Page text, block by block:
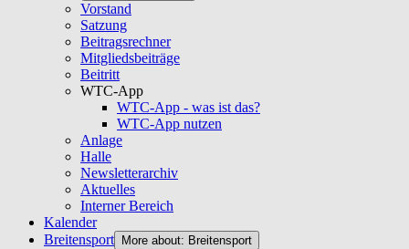
Vorstand
Satzung
Beitragsrechner
Mitgliedsbeiträge
Beitritt
WTC-App
WTC-App - was ist das?
WTC-App nutzen
Anlage
Halle
Newsletterarchiv
Aktuelles
Interner Bereich
Kalender
Breitensport
More about: Breitensport